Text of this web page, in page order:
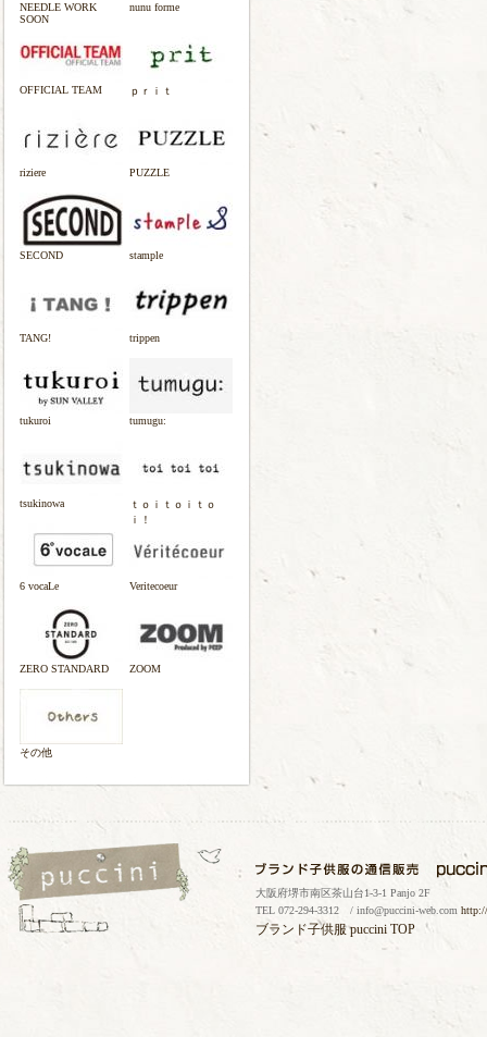
NEEDLE WORK
SOON
nunu forme
OFFICIAL TEAM ｐｒｉｔ
riziere PUZZLE
SECOND stample
TANG! trippen
tukuroi tumugu:
tsukinowa
ｔｏｉｔｏｉｔｏ
ｉ！
6 vocaLe Veritecoeur
ZERO STANDARD ZOOM
その他
大阪府堺市南区茶山台1-3-1 Panjo 2F
TEL 072-294-3312 / info@puccini-web.com
ブランド子供服puccini TOP